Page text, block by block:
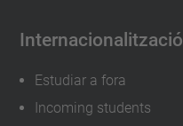
Internacionalització
Estudiar a fora
Incoming students